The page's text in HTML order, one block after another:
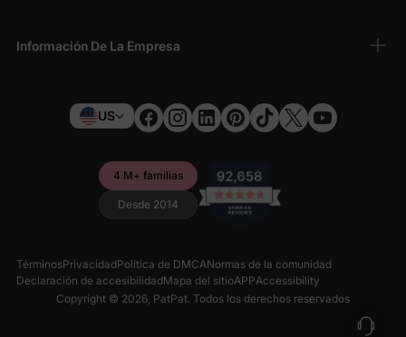
Información De La Empresa
US
4 M+ familias
Desde 2014
TérminosPrivacidadPolítica de DMCANormas de la comunidad
Declaración de accesibilidadMapa del sitioAPPAccessibility
Copyright © 2026, PatPat. Todos los derechos reservados